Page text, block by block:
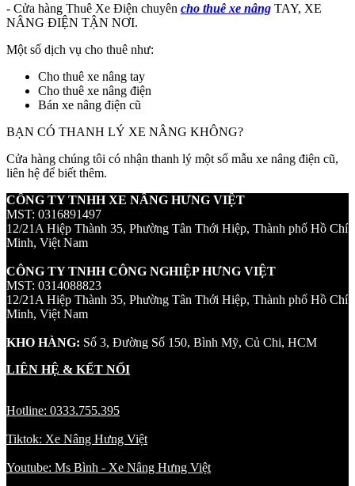
- Cửa hàng Thuê Xe Điện chuyên cho thuê xe nâng TAY, XE
NÂNG ĐIỆN TẬN NƠI.
Một số dịch vụ cho thuê như:
Cho thuê xe nâng tay
Cho thuê xe nâng điện
Bán xe nâng điện cũ
BẠN CÓ THANH LÝ XE NÂNG KHÔNG?
Cửa hàng chúng tôi có nhận thanh lý một số mẫu xe nâng điện cũ,
liên hệ để biết thêm.
CÔNG TY TNHH XE NÂNG HƯNG VIỆT
MST: 0316891497
12/21A Hiệp Thành 35, Phường Tân Thới Hiệp, Thành phố Hồ Chí
Minh, Việt Nam
CÔNG TY TNHH CÔNG NGHIỆP HƯNG VIỆT
MST: 0314088823
12/21A Hiệp Thành 35, Phường Tân Thới Hiệp, Thành phố Hồ Chí
Minh, Việt Nam
KHO HÀNG: Số 3, Đường Số 150, Bình Mỹ, Củ Chi, HCM
LIÊN HỆ & KẾT NỐI
Hotline: 0333.755.395
Tiktok: Xe Nâng Hưng Việt
Youtube: Ms Bình - Xe Nâng Hưng Việt